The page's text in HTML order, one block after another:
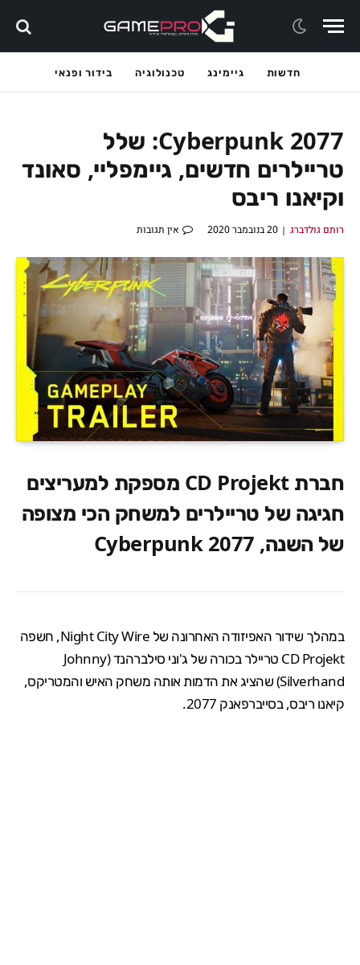
חדשות גיימינג טכנולוגיה בידור ופנאי
Cyberpunk 2077: שלל
טריילרים חדשים, גיימפליי, סאונד
וקיאנו ריבס
רותם גולדברג 20 בנובמבר 2020 אין תגובות
חברת CD Projekt מספקת למעריצים
חגיגה של טריילרים למשחק הכי מצופה
של השנה, Cyberpunk 2077
במהלך שידור האפיזודה האחרונה של Night City Wire, חשפה
CD Projekt טריילר בכורה של ג'וני סילברהנד (Johnny
Silverhand) שהציג את הדמות אותה משחק האיש והמטריקס,
קיאנו ריבס, בסייברפאנק 2077 .